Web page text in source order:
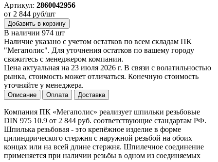
Артикул: 2860042956
от 2 844 руб/шт
Добавить в корзину
В наличии 974 шт
Наличие указано с учетом остатков по всем складам ПК
"Мегаполис". Для уточнения остатков по вашему городу
свяжитесь с менеджером компании.
Цена актуальная на 23 июля 2026 г. В связи с волатильностью
рынка, стоимость может отличаться. Конечную стоимость
уточняйте у менеджера.
Описание Оплата Доставка
Компания ПК «Мегаполис» реализует шпильки резьбовые
DIN 975 10.9 от 2 844 руб. соответствующие стандартам РФ.
Шпилька резьбовая - это крепёжное изделие в форме
цилиндрического стержня с наружной резьбой на обоих
концах или на всей длине стержня. Шпилечное соединение
применяется при наличии резьбы в одном из соединяемых